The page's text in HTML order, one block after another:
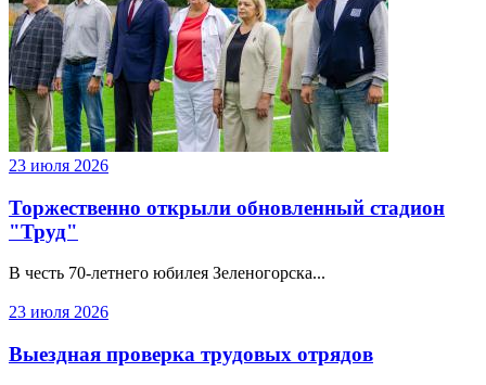
23 июля 2026
Торжественно открыли обновленный стадион
"Труд"
В честь 70-летнего юбилея Зеленогорска...
23 июля 2026
Выездная проверка трудовых отрядов